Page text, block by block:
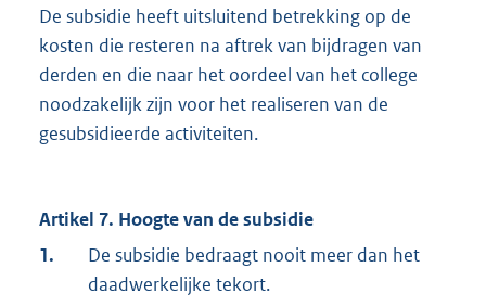
De subsidie heeft uitsluitend betrekking op de
kosten die resteren na aftrek van bijdragen van
derden en die naar het oordeel van het college
noodzakelijk zijn voor het realiseren van de
gesubsidieerde activiteiten.
Artikel 7. Hoogte van de subsidie
1.
De subsidie bedraagt nooit meer dan het
daadwerkelijke tekort.